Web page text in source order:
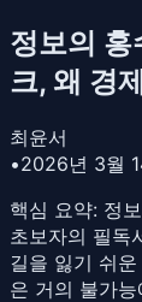
정보의 홍
크, 왜 경
최윤서
•2026년 3월
핵심 요약: 정
초보자의 필독
길을 잃기 쉬
은 거의 불가